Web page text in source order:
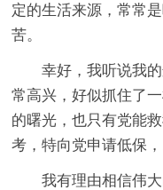
定的生活来源，常常
苦。
幸好，我听说我
常高兴，好似抓住了
的曙光，也只有党能
考，特向党申请低保
我有理由相信伟